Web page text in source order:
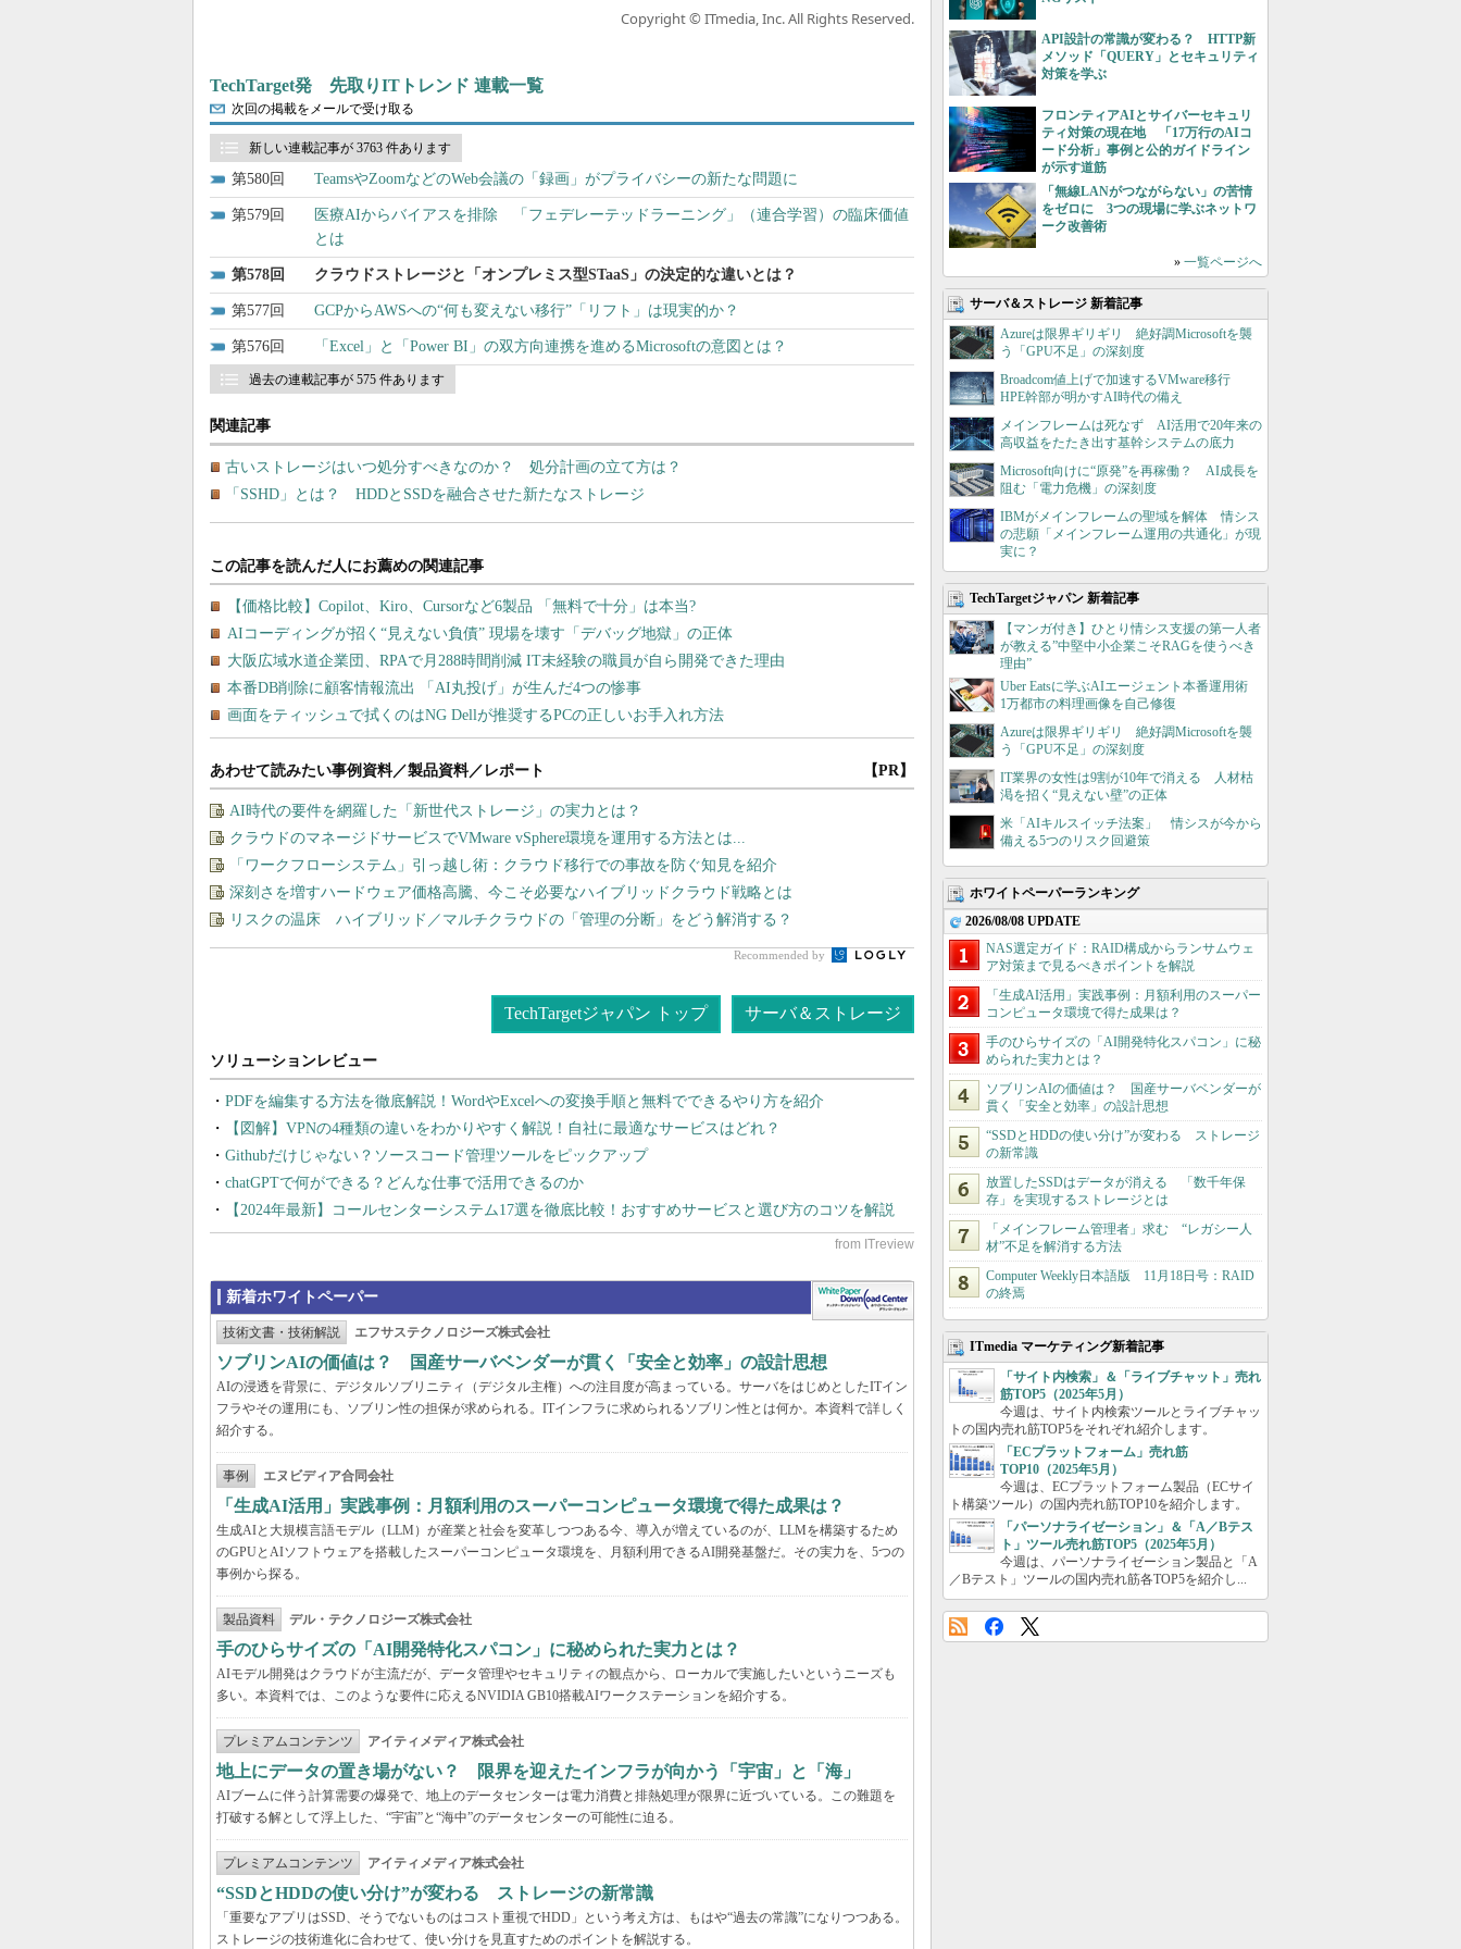
Copyright © ITmedia, Inc. All Rights Reserved.
TechTarget発 先取りITトレンド 連載一覧
次回の掲載をメールで受け取る
新しい連載記事が 3763 件あります
580 TeamsやZoomなどのWeb会議の「録画」がプライバシーの新たな問題に
579
医療AIからバイアスを排除 「フェデレーテッドラーニング」（連合学習）の臨床価値
とは
578 クラウドストレージと「オンプレミス型STaaS」の決定的な違いとは？
577 GCPからAWSへの“何も変えない移行”「リフト」は現実的か？
576 「Excel」と「Power BI」の双方向連携を進めるMicrosoftの意図とは？
過去の連載記事が 575 件あります
関連記事
古いストレージはいつ処分すべきなのか？ 処分計画の立て方は？
「SSHD」とは？ HDDとSSDを融合させた新たなストレージ
あわせて読みたい事例資料／製品資料／レポート 【PR】
AI時代の要件を網羅した「新世代ストレージ」の実力とは？
クラウドのマネージドサービスでVMware vSphere環境を運用する方法とは...
「ワークフローシステム」引っ越し術：クラウド移行での事故を防ぐ知見を紹介
深刻さを増すハードウェア価格高騰、今こそ必要なハイブリッドクラウド戦略とは
リスクの温床 ハイブリッド／マルチクラウドの「管理の分断」をどう解消する？
Recommended by
TechTargetジャパン トップ サーバ＆ストレージ
PDFを編集する方法を徹底解説！WordやExcelへの変換手順と無料でできるやり方を紹介
【図解】VPNの4種類の違いをわかりやすく解説！自社に最適なサービスはどれ？
Githubだけじゃない？ソースコード管理ツールをピックアップ
chatGPTで何ができる？どんな仕事で活用できるのか
【2024年最新】コールセンターシステム17選を徹底比較！おすすめサービスと選び方のコツを解説
新着ホワイトペーパー
技術文書・技術解説 エフサステクノロジーズ株式会社
ソブリンAIの価値は？ 国産サーバベンダーが貫く「安全と効率」の設計思想
AIの浸透を背景に、デジタルソブリニティ（デジタル主権）への注目度が高まっている。サーバをはじめとしたITイン
フラやその運用にも、ソブリン性の担保が求められる。ITインフラに求められるソブリン性とは何か。本資料で詳しく
紹介する。
事例 エヌビディア合同会社
「生成AI活用」実践事例：月額利用のスーパーコンピュータ環境で得た成果は？
生成AIと大規模言語モデル（LLM）が産業と社会を変革しつつある今、導入が増えているのが、LLMを構築するため
のGPUとAIソフトウェアを搭載したスーパーコンピュータ環境を、月額利用できるAI開発基盤だ。その実力を、5つの
事例から探る。
製品資料 デル・テクノロジーズ株式会社
手のひらサイズの「AI開発特化スパコン」に秘められた実力とは？
AIモデル開発はクラウドが主流だが、データ管理やセキュリティの観点から、ローカルで実施したいというニーズも
多い。本資料では、このような要件に応えるNVIDIA GB10搭載AIワークステーションを紹介する。
プレミアムコンテンツ アイティメディア株式会社
地上にデータの置き場がない？ 限界を迎えたインフラが向かう「宇宙」と「海」
AIブームに伴う計算需要の爆発で、地上のデータセンターは電力消費と排熱処理が限界に近づいている。この難題を
打破する解として浮上した、“宇宙”と“海中”のデータセンターの可能性に迫る。
プレミアムコンテンツ アイティメディア株式会社
“SSDとHDDの使い分け”が変わる ストレージの新常識
「重要なアプリはSSD、そうでないものはコスト重視でHDD」という考え方は、もはや“過去の常識”になりつつある。
ストレージの技術進化に合わせて、使い分けを見直すためのポイントを解説する。
API設計の常識が変わる？ HTTP新
メソッド「QUERY」とセキュリティ
対策を学ぶ
フロンティアAIとサイバーセキュリ
ティ対策の現在地 「17万行のAIコ
ード分析」事例と公的ガイドライン
が示す道筋
「無線LANがつながらない」の苦情
をゼロに 3つの現場に学ぶネットワ
ーク改善術
» 一覧ページへ
サーバ＆ストレージ 新着記事
Azureは限界ギリギリ 絶好調Microsoftを襲
う「GPU不足」の深刻度
Broadcom値上げで加速するVMware移行
HPE幹部が明かすAI時代の備え
メインフレームは死なず AI活用で20年来の
高収益をたたき出す基幹システムの底力
Microsoft向けに“原発”を再稼働？ AI成長を
阻む「電力危機」の深刻度
IBMがメインフレームの聖域を解体 情シス
の悲願「メインフレーム運用の共通化」が現
実に？
TechTargetジャパン 新着記事
【マンガ付き】ひとり情シス支援の第一人者
が教える”中堅中小企業こそRAGを使うべき
理由”
Uber Eatsに学ぶAIエージェント本番運用術
1万都市の料理画像を自己修復
Azureは限界ギリギリ 絶好調Microsoftを襲
う「GPU不足」の深刻度
IT業界の女性は9割が10年で消える 人材枯
渇を招く“見えない壁”の正体
米「AIキルスイッチ法案」 情シスが今から
備える5つのリスク回避策
ホワイトペーパーランキング
2026/08/08 UPDATE
NAS選定ガイド：RAID構成からランサムウェ
ア対策まで見るべきポイントを解説
「生成AI活用」実践事例：月額利用のスーパー
コンピュータ環境で得た成果は？
手のひらサイズの「AI開発特化スパコン」に秘
められた実力とは？
ソブリンAIの価値は？ 国産サーバベンダーが
貫く「安全と効率」の設計思想
“SSDとHDDの使い分け”が変わる ストレージ
の新常識
放置したSSDはデータが消える 「数千年保
存」を実現するストレージとは
「メインフレーム管理者」求む “レガシー人
材”不足を解消する方法
Computer Weekly日本語版 11月18日号：RAID
の終焉
ITmedia マーケティング新着記事
「サイト内検索」＆「ライブチャット」売れ
筋TOP5（2025年5月）
今週は、サイト内検索ツールとライブチャッ
トの国内売れ筋TOP5をそれぞれ紹介します。
「ECプラットフォーム」売れ筋
TOP10（2025年5月）
今週は、ECプラットフォーム製品（ECサイ
ト構築ツール）の国内売れ筋TOP10を紹介します。
「パーソナライゼーション」＆「A／Bテス
ト」ツール売れ筋TOP5（2025年5月）
今週は、パーソナライゼーション製品と「A
／Bテスト」ツールの国内売れ筋各TOP5を紹介し...